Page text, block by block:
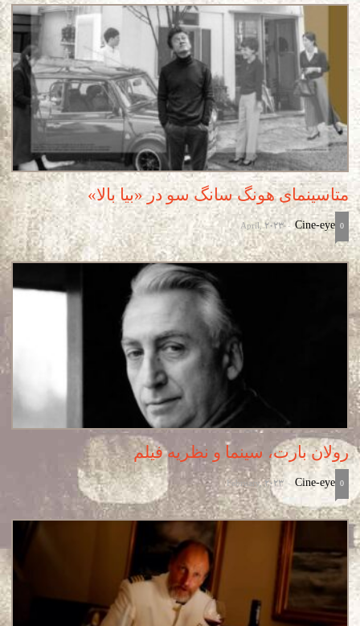
متاسینمای هونگ سانگ سو در «بیا بالا»
Cine-eye
-
April, 2023 0
رولان بارت، سینما و نظریه فیلم
Cine-eye
-
February, 2023 0